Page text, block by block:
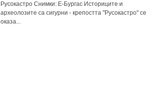
Русокастро Снимки: Е-Бургас Историците и
археолозите са сигурни - крепостта "Русокастро" се
оказа...